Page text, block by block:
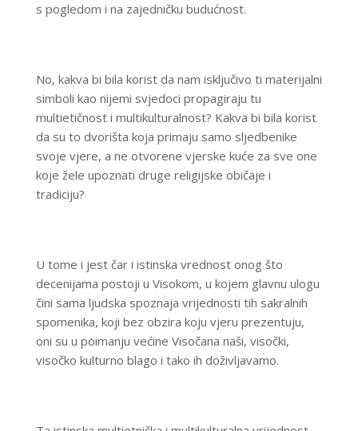
s pogledom i na zajedničku budućnost.
No, kakva bi bila korist da nam isključivo ti materijalni
simboli kao nijemi svjedoci propagiraju tu
multietičnost i multikulturalnost? Kakva bi bila korist
da su to dvorišta koja primaju samo sljedbenike
svoje vjere, a ne otvorene vjerske kuće za sve one
koje žele upoznati druge religijske običaje i
tradiciju?
U tome i jest čar i istinska vrednost onog što
decenijama postoji u Visokom, u kojem glavnu ulogu
čini sama ljudska spoznaja vrijednosti tih sakralnih
spomenika, koji bez obzira koju vjeru prezentuju,
oni su u poimanju većine Visočana naši, visočki,
visočko kulturno blago i tako ih doživljavamo.